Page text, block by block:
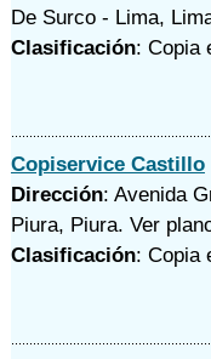
De Surco - Lima,
Clasificación: Copia
Copiservice Castillo
Dirección: Avenida
Piura, Piura. Ver
Clasificación: Copia